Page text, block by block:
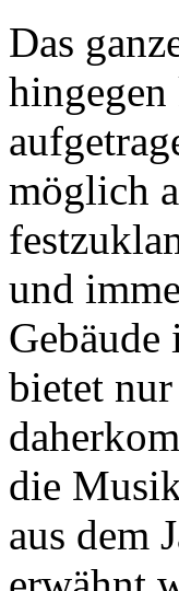
Das
möglich
und
bietet
die
aus dem